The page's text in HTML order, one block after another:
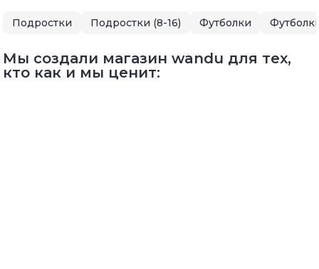
Подростки Подростки (8-16) Футболки
Мы создали магазин wandu для тех,
кто как и мы ценит: